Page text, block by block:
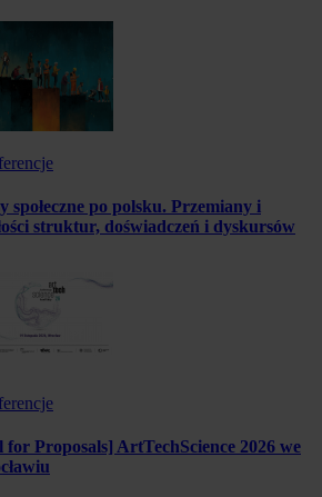
społeczne po polsku. Przemiany i
struktur, doświadczeń i dyskursów
for Proposals] ArtTechScience 2026 we